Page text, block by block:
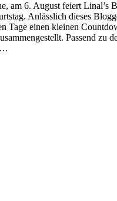
am 6. August feiert Linal’s
Anlässlich dieses
Tage einen kleinen
Passend zu